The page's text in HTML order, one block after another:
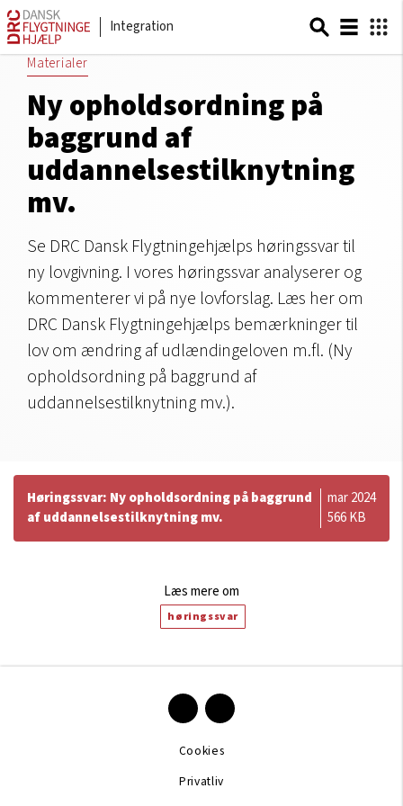
Integration
Materialer
Ny opholdsordning på
baggrund af
uddannelsestilknytning
mv.
Se DRC Dansk Flygtningehjælps høringssvar til
ny lovgivning. I vores høringssvar analyserer og
kommenterer vi på nye lovforslag. Læs her om
DRC Dansk Flygtningehjælps bemærkninger til
lov om ændring af udlændingeloven m.fl. (Ny
opholdsordning på baggrund af
uddannelsestilknytning mv.).
Høringssvar: Ny opholdsordning på baggrund
af uddannelsestilknytning mv.
mar 2024
566 KB
Læs mere om
høringssvar
Cookies
Privatliv